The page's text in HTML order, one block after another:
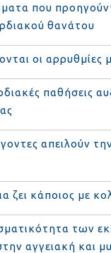
που
θανάτου
οι αρρυθμίες
παθήσεις
απειλούν
ζει κάποιος με
των
αγγειακή και